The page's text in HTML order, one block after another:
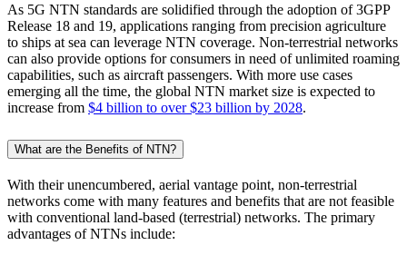
As 5G NTN standards are solidified through the adoption of 3GPP
Release 18 and 19, applications ranging from precision agriculture
to ships at sea can leverage NTN coverage. Non-terrestrial networks
can also provide options for consumers in need of unlimited roaming
capabilities, such as aircraft passengers. With more use cases
emerging all the time, the global NTN market size is expected to
increase from $4 billion to over $23 billion by 2028.
What are the Benefits of NTN?
With their unencumbered, aerial vantage point, non-terrestrial
networks come with many features and benefits that are not feasible
with conventional land-based (terrestrial) networks. The primary
advantages of NTNs include: